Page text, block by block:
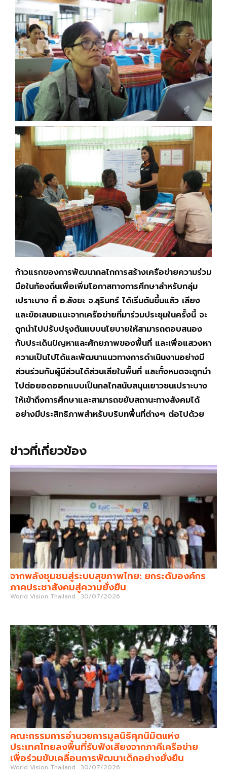
ก้าวแรกของการพัฒนากลไกการสร้างเครือข่ายความร่วม
มือในท้องถิ่นเพื่อเพิ่มโอกาสทางการศึกษาสำหรับกลุ่ม
เปราะบาง ที่ อ.สังขะ จ.สุรินทร์ ได้เริ่มต้นขึ้นแล้ว เสียง
และข้อเสนอแนะจากเครือข่ายที่มาร่วมประชุมในครั้งนี้ จะ
ถูกนำไปปรับปรุงต้นแบบนโยบายให้สามารถตอบสนอง
กับประเด็นปัญหาและศักยภาพของพื้นที่ และเพื่อแสวงหา
ความเป็นไปได้และพัฒนาแนวทางการดำเนินงานอย่างมี
ส่วนร่วมกับผู้มีส่วนได้ส่วนเสียในพื้นที่ และทั้งหมดจะถูกนำ
ไปต่อยอดออกแบบเป็นกลไกสนับสนุนเยาวชนเปราะบาง
ให้เข้าถึงการศึกษาและสามารถขยับสถานะทางสังคมได้
อย่างมีประสิทธิภาพสำหรับบริบทพื้นที่ต่างๆ ต่อไปด้วย
ข่าวที่เกี่ยวข้อง
จากพลังชุมชนสู่ระบบสุขภาพไทย: ยกระดับองค์กร
ภาคประชาสังคมสู่ความยั่งยืน
World Vision Thailand 30/07/2026
คณะกรรมการอำนวยการมูลนิธิศุภนิมิตแห่ง
ประเทศไทยลงพื้นที่รับฟังเสียงจากภาคีเครือข่าย
เพื่อร่วมขับเคลื่อนการพัฒนาเด็กอย่างยั่งยืน
World Vision Thailand 30/07/2026